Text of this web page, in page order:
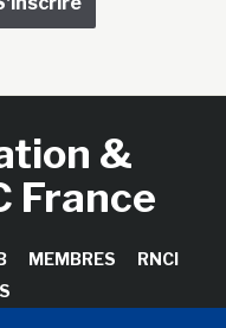
&
France
MEMBRES
RNCI